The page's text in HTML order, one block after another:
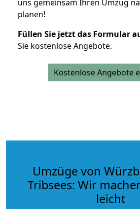
uns gemeinsam Ihren Umzug
planen!
Füllen Sie jetzt das Formular
Sie kostenlose Angebote.
Kostenlose Angebote
Umzüge von
Tribsees: Wir
leicht